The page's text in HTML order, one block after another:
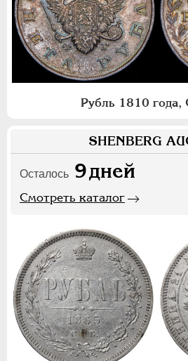
Рубль 1810
SHENBERG
Осталось 9дней
Смотреть каталог